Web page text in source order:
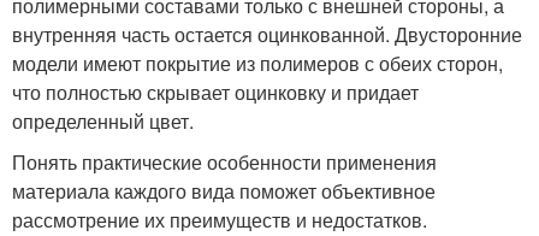
полимерными составами только с внешней стороны, а
внутренняя часть остается оцинкованной. Двусторонние
модели имеют покрытие из полимеров с обеих сторон,
что полностью скрывает оцинковку и придает
определенный цвет.
Понять практические особенности применения
материала каждого вида поможет объективное
рассмотрение их преимуществ и недостатков.